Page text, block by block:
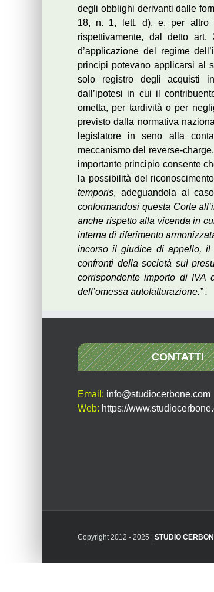
degli obblighi derivanti dalle
18, n. 1, lett. d), e, per altro
rispettivamente, dal detto
d’applicazione del regime
principi potevano applicarsi al
solo registro degli acquisti
dall’ipotesi in cui il
ometta, per tardività o per
previsto dalla normativa
legislatore in seno alla
meccanismo del reverse-
importante principio consente
la possibilità del
temporis, adeguandola al
conformandosi questa Corte
anche rispetto alla vicenda in
interna di riferimento
incorso il giudice di appello, il
confronti della società sul
corrispondente importo di
dell’omessa autofatturazione.” .
CONTATTI
Email: info@studiocerbone.com
Web: https://
Copyright 2012 - 2025 | STUDIO